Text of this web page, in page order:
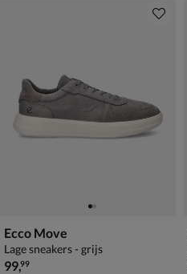
Ecco Move
Lage sneakers - grijs
€ 99,99
99,99